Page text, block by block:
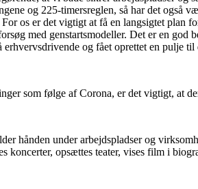
og 225-timersreglen, så har det
os er det vigtigt at få en langsigtet plan
med genstartsmodeller. Det er en
og fået oprettet en pulje
som følge af Corona, er det vigtigt, at
hånden under arbejdspladser og
koncerter, opsættes teater, vises film i